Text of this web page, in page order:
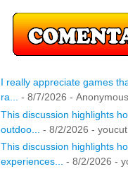
I really appreciate games
ra...
- 8/7/2026 - Anonymous
This discussion highlights
outdoo...
- 8/2/2026 - youcut
This discussion highlights
experiences...
- 8/2/2026 -